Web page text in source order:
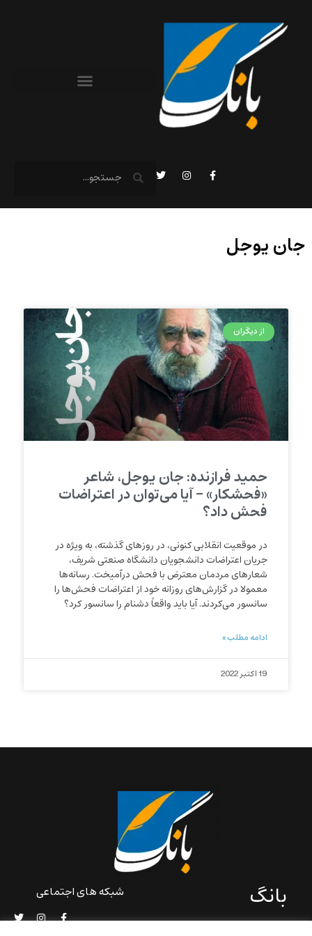
جان یوجل
از دیگران
حمید فرازنده: جان یوجل، شاعر
«فحشکار» – آیا می‌توان در اعتراضات
فحش داد؟
در موقعیت انقلابی کنونی، در روزهای گذشته، به ویژه در
جریان اعتراضات دانشجویان دانشگاه صنعتی شریف،
شعارهای مردمان معترض با فحش درآمیخت. رسانه‌ها
معمولا در گزارش‌های روزانه خود از اعتراضات فحش‌ها را
سانسور می‌کردند. آیا باید واقعاً دشنام را سانسور کرد؟
ادامه مطلب »
19 اکتبر 2022
بانگ شبکه های اجتماعی